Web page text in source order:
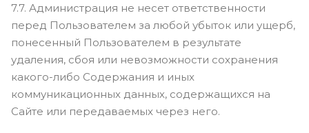
7.7. Администрация не несет ответственности
перед Пользователем за любой убыток или ущерб,
понесенный Пользователем в результате
удаления, сбоя или невозможности сохранения
какого-либо Содержания и иных
коммуникационных данных, содержащихся на
Сайте или передаваемых через него.